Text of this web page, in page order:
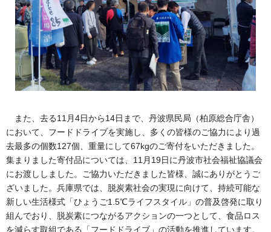
また、去る11月4日から14日まで、丹波県民局（柏原総合庁舎）
において、フードドライブを実施し、多くの皆様のご協力により過
去最多の個数127個、重量にして67kgのご寄付をいただきました。
集まりました寄付品については、11月19日に丹波市社会福祉協議会
にお渡ししました。ご協力いただきました皆様、誠にありがとうご
ざいました。兵庫県では、脱炭素社会の実現に向けて、持続可能な
新しい生活様式「ひょうご1.5℃ライフスタイル」の普及啓発に取り
組んでおり、脱炭素につながるアクションの一つとして、食品ロス
を減らす取組である「フードドライブ」の活動を推進しています。